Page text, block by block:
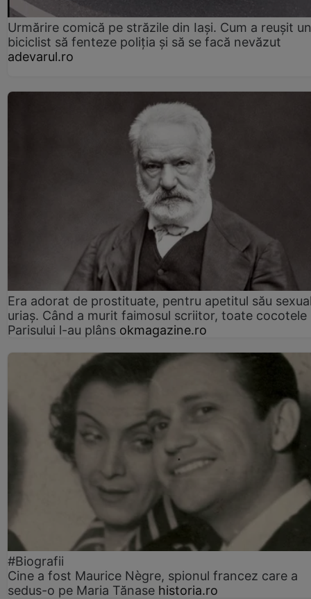
Urmărire comică pe străzile din Iași. Cum a reușit un
biciclist să fenteze poliția și să se facă nevăzut
adevarul.ro
Era adorat de prostituate, pentru apetitul său
uriaș. Când a murit faimosul scriitor, toate cocotele
Parisului l-au plâns okmagazine.ro
#Biografii
Cine a fost Maurice Nègre, spionul francez care a
sedus-o pe Maria Tănase historia.ro